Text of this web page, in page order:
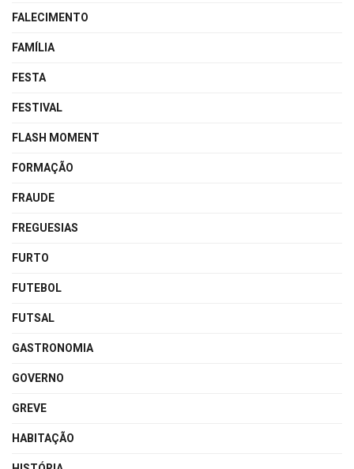
FALECIMENTO
FAMÍLIA
FESTA
FESTIVAL
FLASH MOMENT
FORMAÇÃO
FRAUDE
FREGUESIAS
FURTO
FUTEBOL
FUTSAL
GASTRONOMIA
GOVERNO
GREVE
HABITAÇÃO